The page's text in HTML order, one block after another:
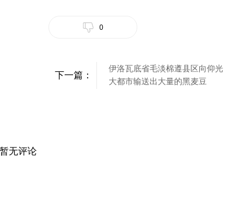
0
下一篇：
伊洛瓦底省毛淡棉遵县区向仰光
大都市输送出大量的黑麦豆
暂无评论